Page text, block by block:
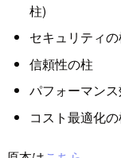
柱)
セキュリティ
信頼性の柱
パフォーマン
コスト最適化